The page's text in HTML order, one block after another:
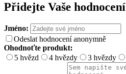
Přidejte Vaše hodnocení
Jméno:
Odeslat hodnocení anonymně
Ohodnoťte produkt:
5 hvězd
4 hvězdy 3 hvězdy